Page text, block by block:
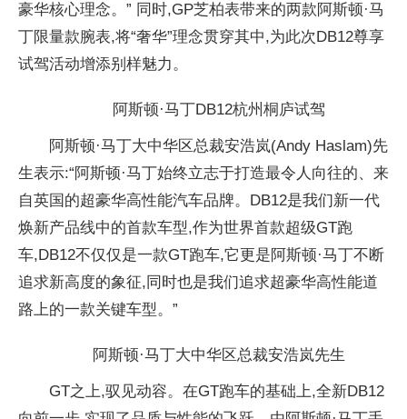
豪华核心理念。” 同时,GP芝柏表带来的两款阿斯顿·马
丁限量款腕表,将“奢华”理念贯穿其中,为此次DB12尊享
试驾活动增添别样魅力。
阿斯顿·马丁DB12杭州桐庐试驾
阿斯顿·马丁大中华区总裁安浩岚(Andy Haslam)先
生表示:“阿斯顿·马丁始终立志于打造最令人向往的、来
自英国的超豪华高性能汽车品牌。DB12是我们新一代
焕新产品线中的首款车型,作为世界首款超级GT跑
车,DB12不仅仅是一款GT跑车,它更是阿斯顿·马丁不断
追求新高度的象征,同时也是我们追求超豪华高性能道
路上的一款关键车型。”
阿斯顿·马丁大中华区总裁安浩岚先生
GT之上,驭见动容。在GT跑车的基础上,全新DB12